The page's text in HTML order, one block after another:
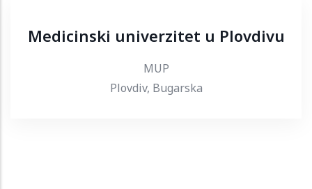
Medicinski univerzitet u Plovdivu
MUP
Plovdiv, Bugarska